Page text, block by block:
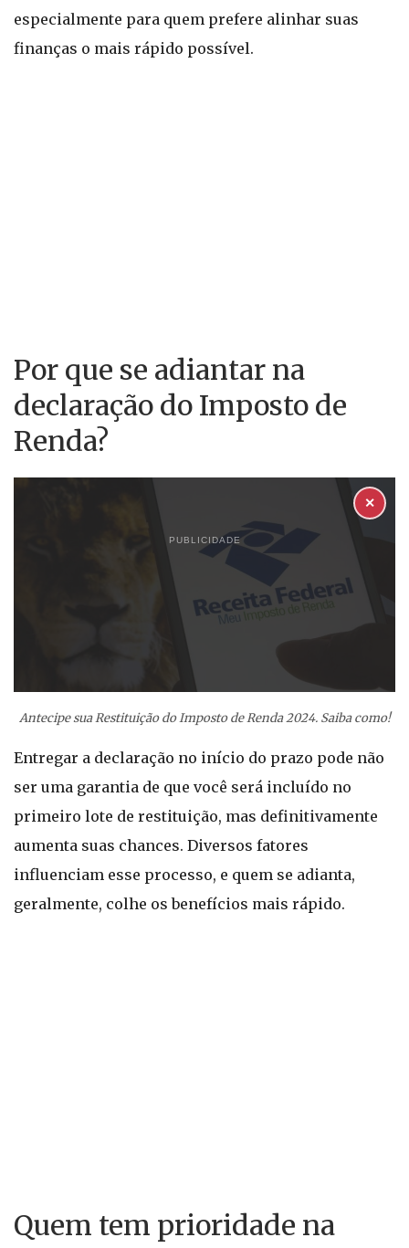
especialmente para quem prefere alinhar suas
finanças o mais rápido possível.
Por que se adiantar na
declaração do Imposto de
Renda?
PUBLICIDADE
✕
Antecipe sua Restituição do Imposto de Renda 2024. Saiba como!
Entregar a declaração no início do prazo pode não
ser uma garantia de que você será incluído no
primeiro lote de restituição, mas definitivamente
aumenta suas chances. Diversos fatores
influenciam esse processo, e quem se adianta,
geralmente, colhe os benefícios mais rápido.
Quem tem prioridade na